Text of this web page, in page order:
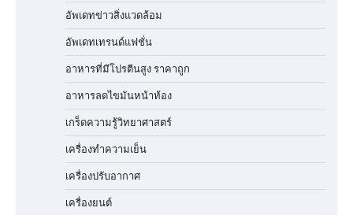
อัพเดทข่าวสิ่งแวดล้อม
อัพเดทเทรนด์แฟชั่น
อาหารที่มีโปรตีนสูง ราคาถูก
อาหารลดไขมันหน้าท้อง
เกร็ดความรู้วิทยาศาสตร์
เครื่องทำความเย็น
เครื่องปรับอากาศ
เครื่องยนต์